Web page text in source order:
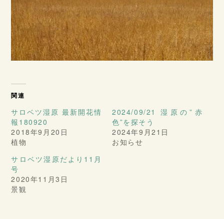
関連
サロベツ湿原 最新開花情
報180920
2018年9月20日
植物
2024/09/21 湿原の”赤
色”を探そう
2024年9月21日
お知らせ
サロベツ湿原だより11月
号
2020年11月3日
景観